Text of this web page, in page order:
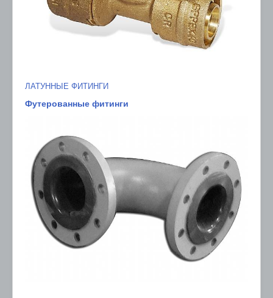
ЛАТУННЫЕ ФИТИНГИ
Футерованные фитинги